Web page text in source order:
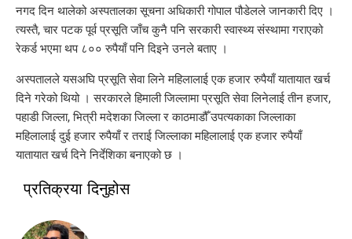
नगद दिन थालेको अस्पतालका सूचना अधिकारी गोपाल पौडेलले जानकारी दिए ।
त्यस्तै, चार पटक पूर्व प्रसूति जाँच कुनै पनि सरकारी स्वास्थ्य संस्थामा गराएको
रेकर्ड भएमा थप ८०० रुपैयाँ पनि दिइने उनले बताए ।
अस्पतालले यसअघि प्रसूति सेवा लिने महिलालाई एक हजार रुपैयाँ यातायात खर्च
दिने गरेको थियो । सरकारले हिमाली जिल्लामा प्रसूति सेवा लिनेलाई तीन हजार,
पहाडी जिल्ला, भित्री मदेशका जिल्ला र काठमाडौँ उपत्यकाका जिल्लाका
महिलालाई दुई हजार रुपैयाँ र तराई जिल्लाका महिलालाई एक हजार रुपैयाँ
यातायात खर्च दिने निर्देशिका बनाएको छ ।
प्रतिक्रया दिनुहोस